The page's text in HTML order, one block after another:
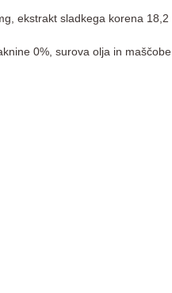
ekstrakt sladkega korena 18,2
0%, surova olja in